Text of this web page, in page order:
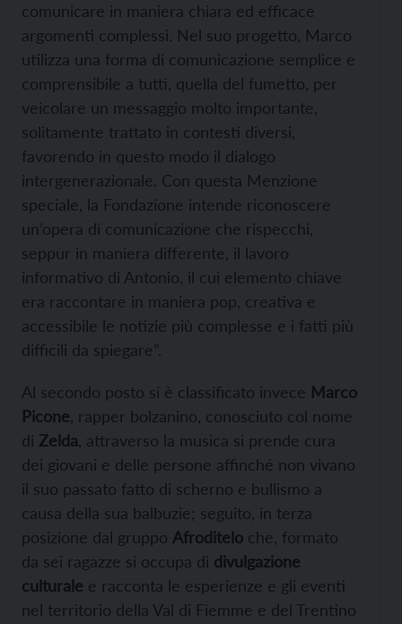
comunicare in maniera chiara ed efficace
argomenti complessi. Nel suo progetto, Marco
utilizza una forma di comunicazione semplice e
comprensibile a tutti, quella del fumetto, per
veicolare un messaggio molto importante,
solitamente trattato in contesti diversi,
favorendo in questo modo il dialogo
intergenerazionale. Con questa Menzione
speciale, la Fondazione intende riconoscere
un’opera di comunicazione che rispecchi,
seppur in maniera differente, il lavoro
informativo di Antonio, il cui elemento chiave
era raccontare in maniera pop, creativa e
accessibile le notizie più complesse e i fatti più
difficili da spiegare”.
Al secondo posto si è classificato invece Marco
Picone , rapper bolzanino, conosciuto col nome
di Zelda , attraverso la musica si prende cura
dei giovani e delle persone affinché non vivano
il suo passato fatto di scherno e bullismo a
causa della sua balbuzie; seguito, in terza
posizione dal gruppo Afroditelo che, formato
da sei ragazze si occupa di divulgazione
culturale e racconta le esperienze e gli eventi
nel territorio della Val di Fiemme e del Trentino